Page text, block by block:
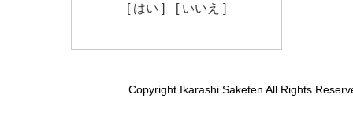
[ はい ] [ いいえ ]
Copyright Ikarashi Saketen All Rights